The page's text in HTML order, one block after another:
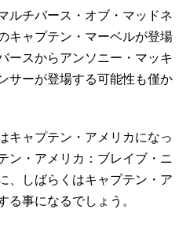
ルチバース・オブ・マッドネ
キャプテン・マーベルが登場
ースからアンソニー・マッキ
サーが登場する可能性も僅か
キャプテン・アメリカになっ
ン・アメリカ：ブレイブ・ニ
、しばらくはキャプテン・ア
る事になるでしょう。